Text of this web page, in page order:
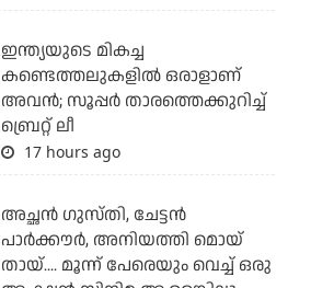
ഇന്ത്യയുടെ മികച്ച
കണ്ടെത്തലുകളില്‍ ഒരാളാണ്
അവന്‍; സൂപ്പര്‍ താരത്തെക്കുറിച്ച്
ബ്രെറ്റ് ലീ
17 hours ago
അച്ഛന്‍ ഗുസ്തി, ചേട്ടന്‍
പാര്‍ക്കൗര്‍, അനിയത്തി മൊയ്
തായ്.... മൂന്ന് പേരെയും വെച്ച് ഒരു